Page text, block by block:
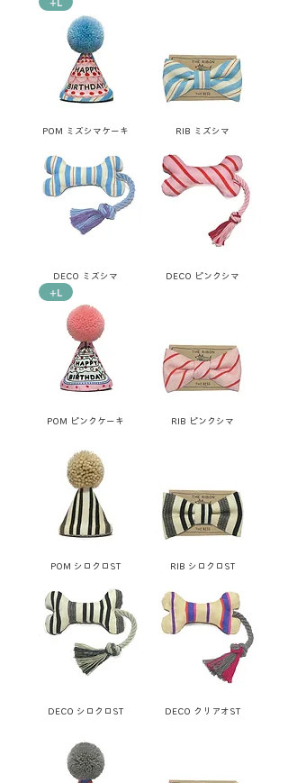
POM ミズシマケーキ RIB ミズシマ
DECO ミズシマ DECO ピンクシマ
+L
POM ピンクケーキ RIB ピンクシマ
POM シロクロST RIB シロクロST
DECO シロクロST DECO クリアオST